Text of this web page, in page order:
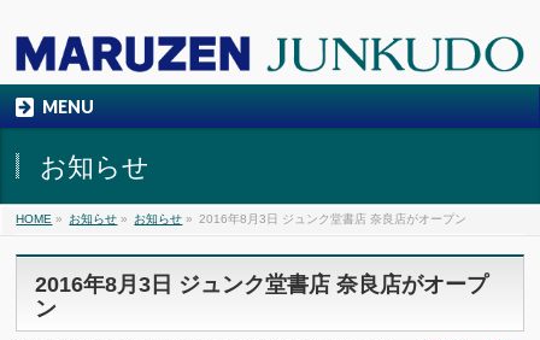
MENU
お知らせ
HOME » お知らせ » お知らせ » 2016年8月3日 ジュンク堂書店 奈良店がオープン
2016年8月3日 ジュンク堂書店 奈良店がオープ
ン